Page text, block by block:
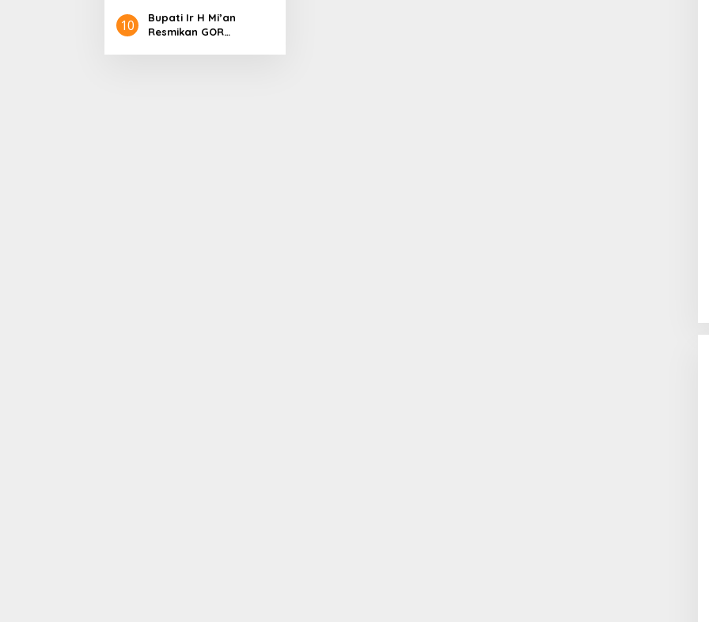
10
Bupati Ir H Mi’an
Resmikan GOR